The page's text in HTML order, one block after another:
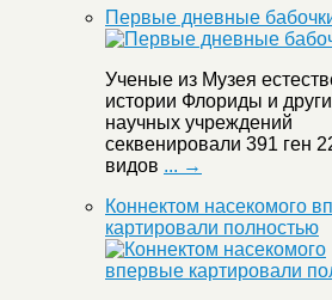
Первые дневные
Ученые из Музея
истории Флориды и
научных учреждений
секвенировали 391 ген
видов ... →
Коннектом насекомого
картировали полностью